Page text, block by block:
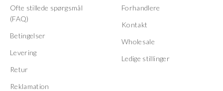
Ofte stillede spørgsmål
(FAQ)
Betingelser
Levering
Retur
Reklamation
Forhandlere
Kontakt
Wholesale
Ledige stillinger